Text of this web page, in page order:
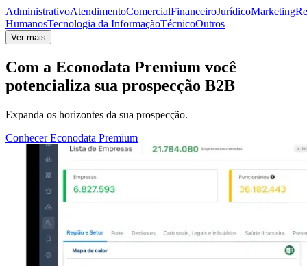
AdministrativoAtendimentoComercialFinanceiroJurídicoMarketing
HumanosTecnologia da InformaçãoTécnicoOutros
Ver mais
Com a Econodata Premium você
potencializa sua prospecção B2B
Expanda os horizontes da sua prospecção.
Conhecer Econodata Premium